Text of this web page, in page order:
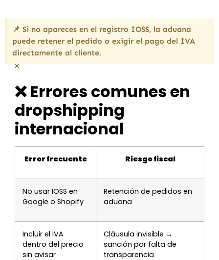
📌 Si no apareces en el registro IOSS, la aduana
puede retener el pedido o exigir el pago del IVA
directamente al cliente.
×
❌ Errores comunes en
dropshipping
internacional
Error frecuente Riesgo fiscal
No usar IOSS en
Google o Shopify
Retención de pedidos en
aduana
Incluir el IVA
dentro del precio
sin avisar
Cláusula invisible →
sanción por falta de
transparencia